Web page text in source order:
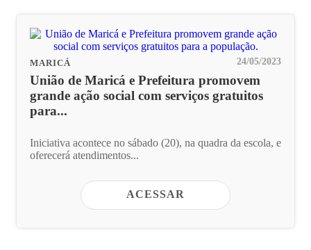
MARICÁ 24/05/2023
União de Maricá e Prefeitura promovem
grande ação social com serviços gratuitos
para...
Iniciativa acontece no sábado (20), na quadra da escola, e
oferecerá atendimentos...
ACESSAR